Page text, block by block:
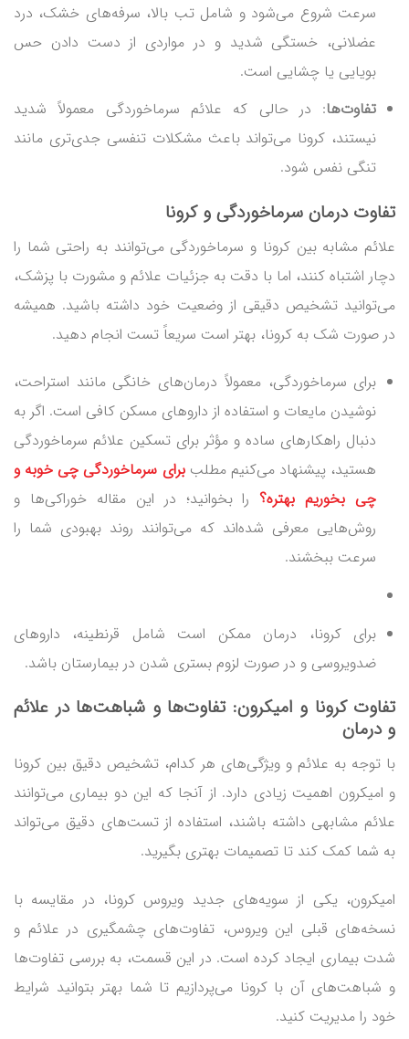
سرعت شروع می‌شود و شامل تب بالا، سرفه‌های خشک، درد
عضلانی، خستگی شدید و در مواردی از دست دادن حس
بویایی یا چشایی است.
تفاوت‌ها: در حالی که علائم سرماخوردگی معمولاً شدید
نیستند، کرونا می‌تواند باعث مشکلات تنفسی جدی‌تری مانند
تنگی نفس شود.
تفاوت درمان سرماخوردگی و کرونا
علائم مشابه بین کرونا و سرماخوردگی می‌توانند به راحتی شما را
دچار اشتباه کنند، اما با دقت به جزئیات علائم و مشورت با پزشک،
می‌توانید تشخیص دقیقی از وضعیت خود داشته باشید. همیشه
در صورت شک به کرونا، بهتر است سریعاً تست انجام دهید.
برای سرماخوردگی، معمولاً درمان‌های خانگی مانند استراحت،
نوشیدن مایعات و استفاده از داروهای مسکن کافی است. اگر به
دنبال راهکارهای ساده و مؤثر برای تسکین علائم سرماخوردگی
هستید، پیشنهاد می‌کنیم مطلببرای سرماخوردگی چی خوبه و
چی بخوریم بهتره؟ را بخوانید؛ در این مقاله خوراکی‌ها و
روش‌هایی معرفی شده‌اند که می‌توانند روند بهبودی شما را
سرعت ببخشند.
برای کرونا، درمان ممکن است شامل قرنطینه، داروهای
ضدویروسی و در صورت لزوم بستری شدن در بیمارستان باشد.
تفاوت کرونا و امیکرون: تفاوت‌ها و شباهت‌ها در علائم
و درمان
با توجه به علائم و ویژگی‌های هر کدام، تشخیص دقیق بین کرونا
و امیکرون اهمیت زیادی دارد. از آنجا که این دو بیماری می‌توانند
علائم مشابهی داشته باشند، استفاده از تست‌های دقیق می‌تواند
به شما کمک کند تا تصمیمات بهتری بگیرید.
امیکرون، یکی از سویه‌های جدید ویروس کرونا، در مقایسه با
نسخه‌های قبلی این ویروس، تفاوت‌های چشمگیری در علائم و
شدت بیماری ایجاد کرده است. در این قسمت، به بررسی تفاوت‌ها
و شباهت‌های آن با کرونا می‌پردازیم تا شما بهتر بتوانید شرایط
خود را مدیریت کنید.